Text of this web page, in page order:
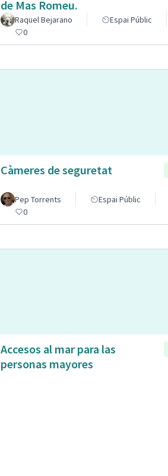
de Mas Romeu.
Raquel Bejarano Espai Públic
0
Càmeres de seguretat
Pep Torrents Espai Públic
0
Accesos al mar para las
personas mayores